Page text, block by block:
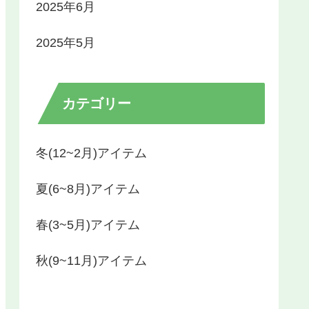
2025年6月
2025年5月
カテゴリー
冬(12~2月)アイテム
夏(6~8月)アイテム
春(3~5月)アイテム
秋(9~11月)アイテム